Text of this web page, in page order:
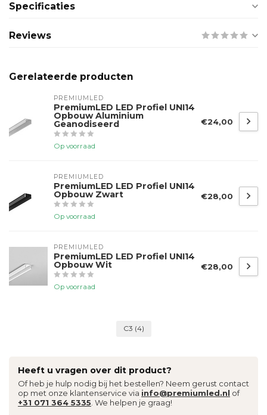
Specificaties
Reviews
Gerelateerde producten
PREMIUMLED
PremiumLED LED Profiel UNI14
Opbouw Aluminium
Geanodiseerd
Op voorraad
€24,00
PREMIUMLED
PremiumLED LED Profiel UNI14
Opbouw Zwart
Op voorraad
€28,00
PREMIUMLED
PremiumLED LED Profiel UNI14
Opbouw Wit
Op voorraad
€28,00
C3 (4)
Heeft u vragen over dit product?
Of heb je hulp nodig bij het bestellen? Neem gerust contact
op met onze klantenservice via info@premiumled.nl of
+31 071 364 5335 . We helpen je graag!